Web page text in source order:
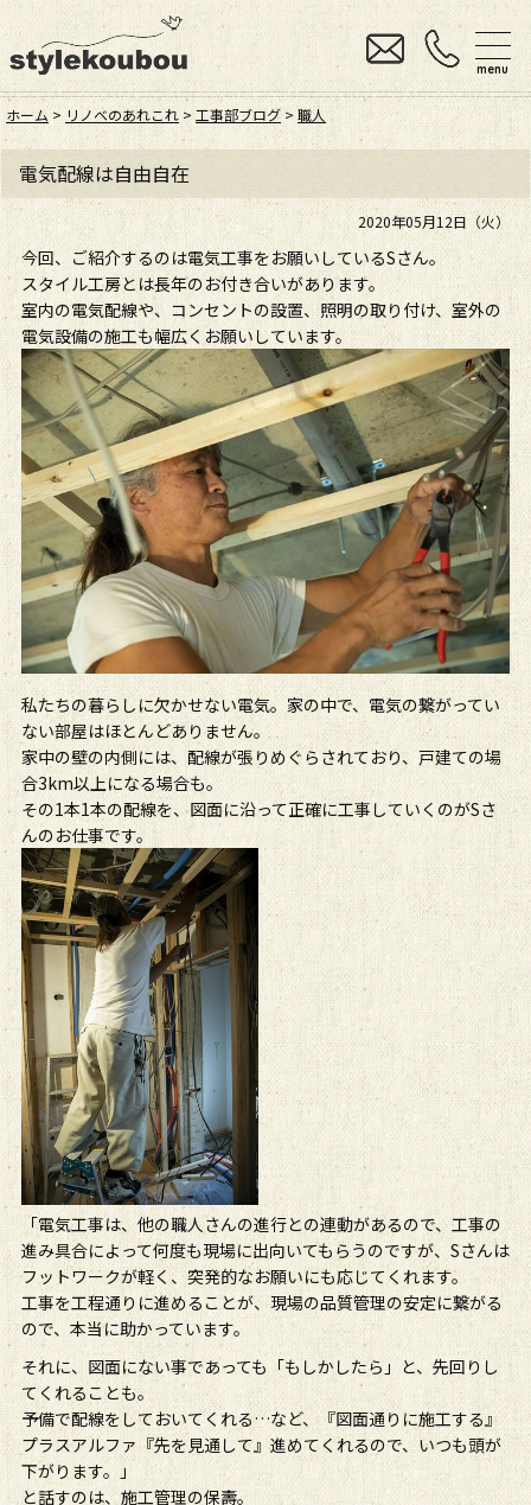
menu
ホーム > リノベのあれこれ > 工事部ブログ > 職人
電気配線は自由自在
2020年05月12日（火）
今回、ご紹介するのは電気工事をお願いしているSさん。
スタイル工房とは長年のお付き合いがあります。
室内の電気配線や、コンセントの設置、照明の取り付け、室外の
電気設備の施工も幅広くお願いしています。
私たちの暮らしに欠かせない電気。家の中で、電気の繋がってい
ない部屋はほとんどありません。
家中の壁の内側には、配線が張りめぐらされており、戸建ての場
合3km以上になる場合も。
その1本1本の配線を、図面に沿って正確に工事していくのがSさ
んのお仕事です。
「電気工事は、他の職人さんの進行との連動があるので、工事の
進み具合によって何度も現場に出向いてもらうのですが、Sさんは
フットワークが軽く、突発的なお願いにも応じてくれます。
工事を工程通りに進めることが、現場の品質管理の安定に繋がる
ので、本当に助かっています。
それに、図面にない事であっても「もしかしたら」と、先回りし
てくれることも。
予備で配線をしておいてくれる…など、『図面通りに施工する』
プラスアルファ『先を見通して』進めてくれるので、いつも頭が
下がります。」
と話すのは、施工管理の保壽。